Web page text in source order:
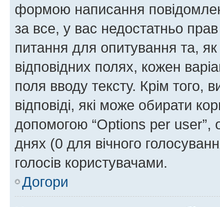
формою написання
за все, у вас недостатньо
питання для опитування та, як
відповідних полях, кожен
поля вводу тексту. Крім того,
відповіді, які може обирати
допомогою “Options per user”,
днях (0 для вічного
голосів користувачами.
Догори